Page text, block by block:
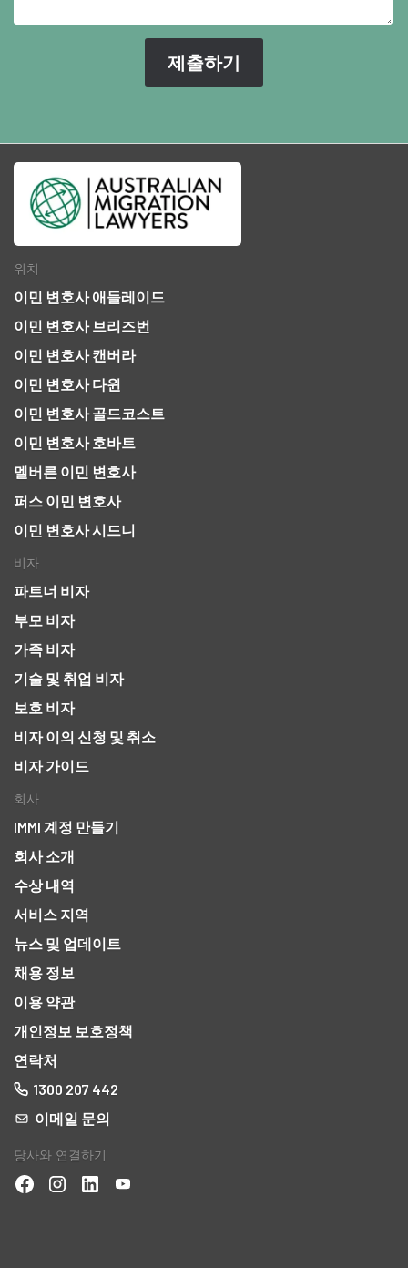
위치
이민 변호사 애들레이드
이민 변호사 브리즈번
이민 변호사 캔버라
이민 변호사 다윈
이민 변호사 골드코스트
이민 변호사 호바트
멜버른 이민 변호사
퍼스 이민 변호사
이민 변호사 시드니
비자
파트너 비자
부모 비자
가족 비자
기술 및 취업 비자
보호 비자
비자 이의 신청 및 취소
비자 가이드
회사
IMMI 계정 만들기
회사 소개
수상 내역
서비스 지역
뉴스 및 업데이트
채용 정보
이용 약관
개인정보 보호정책
연락처
1300 207 442
이메일 문의
당사와 연결하기